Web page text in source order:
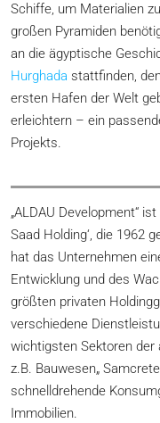
Schiffe, um Materialien
großen Pyramiden
an die ägyptische
Hurghada stattfinden,
ersten Hafen der Welt
erleichtern – ein
Projekts.
„ALDAU Development“
Saad Holding‘, die 1962
hat das Unternehmen
Entwicklung und des
größten privaten
verschiedene
wichtigsten Sektoren
z.B. Bauwesen„
schnelldrehende
Immobilien.